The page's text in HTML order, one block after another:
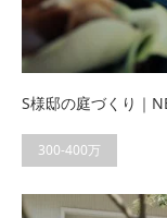
S様邸の庭づくり｜
300-400万